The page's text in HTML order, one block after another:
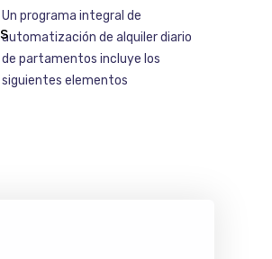
Un programa integral de
automatización de alquiler diario
de partamentos incluye los
siguientes elementos